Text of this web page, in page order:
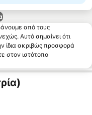
από τους
Αυτό σημαίνει ότι
ίδια ακριβώς προσφορά
στον ιστότοπο